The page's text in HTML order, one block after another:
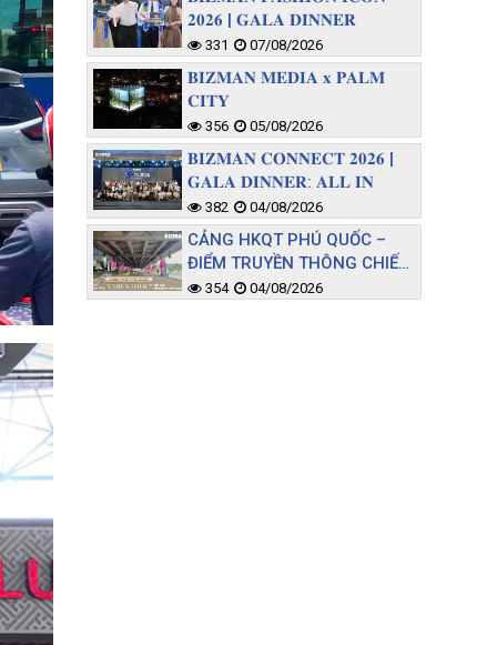
𝟐𝟎𝟐𝟔 | 𝐆𝐀𝐋𝐀 𝐃𝐈𝐍𝐍𝐄𝐑
331 07/08/2026
𝐁𝐈𝐙𝐌𝐀𝐍 𝐌𝐄𝐃𝐈𝐀 𝐱 𝐏𝐀𝐋𝐌
𝐂𝐈𝐓𝐘
356 05/08/2026
𝐁𝐈𝐙𝐌𝐀𝐍 𝐂𝐎𝐍𝐍𝐄𝐂𝐓 𝟐𝟎𝟐𝟔 |
𝐆𝐀𝐋𝐀 𝐃𝐈𝐍𝐍𝐄𝐑: 𝐀𝐋𝐋 𝐈𝐍
382 04/08/2026
CẢNG HKQT PHÚ QUỐC –
ĐIỂM TRUYỀN THÔNG CHIẾN
LƯỢC TIẾP CẬN TỆP KHÁCH
354 04/08/2026